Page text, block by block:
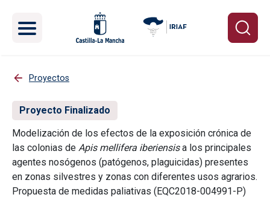
Proyectos
Proyecto Finalizado
Modelización de los efectos de la exposición crónica de
las colonias de Apis mellifera iberiensisa los principales
agentes nosógenos (patógenos, plaguicidas) presentes
en zonas silvestres y zonas con diferentes usos agrarios.
Propuesta de medidas paliativas (EQC2018-004991-P)